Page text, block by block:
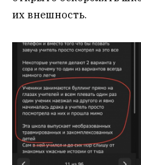
их внешность.